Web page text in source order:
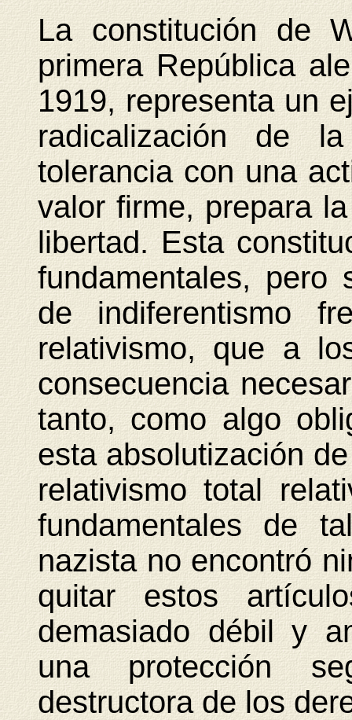
La constitución de
primera República
1919, representa un
radicalización de
tolerancia con una
valor firme, prepara
libertad. Esta
fundamentales, pero
de indiferentismo
relativismo, que a
consecuencia
tanto, como algo
esta absolutización
relativismo total
fundamentales de
nazista no encontró
quitar estos
demasiado débil y
una protección
destructora de los